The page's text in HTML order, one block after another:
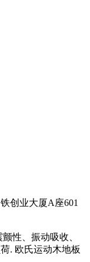
创业大厦A座601
性、振动吸收、
. 欧氏运动木地板